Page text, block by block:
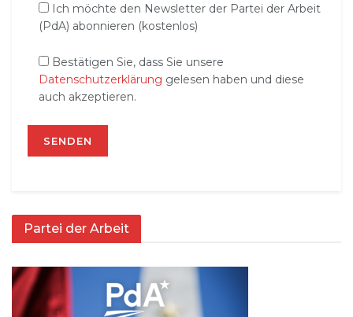
Ich möchte den Newsletter der Partei der Arbeit
(PdA) abonnieren (kostenlos)
Bestätigen Sie, dass Sie unsere
Datenschutzerklärung gelesen haben und diese
auch akzeptieren.
Partei der Arbeit